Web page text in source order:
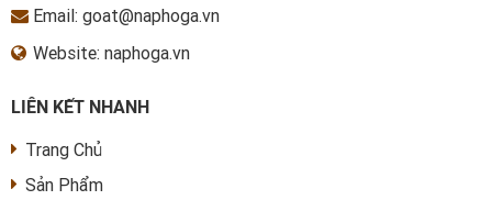
Email: goat@naphoga.vn
Website: naphoga.vn
LIÊN KẾT NHANH
Trang Chủ
Sản Phẩm